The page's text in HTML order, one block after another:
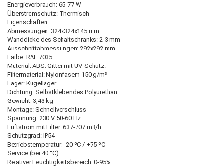
Energieverbrauch: 65-77 W
Überstromschutz: Thermisch
Eigenschaften:
Abmessungen: 324x324x145 mm
Wanddicke des Schaltschranks: 2-3 mm
Ausschnittabmessungen: 292x292 mm
Farbe: RAL 7035
Material: ABS. Gitter mit UV-Schutz.
Filtermaterial: Nylonfasern 150 g/m³
Lager: Kugellager
Dichtung: Selbstklebendes Polyurethan
Gewicht: 3,43 kg
Montage: Schnellverschluss
Spannung: 230 V 50-60 Hz
Luftstrom mit Filter: 637-707 m3/h
Schutzgrad: IP54
Betriebstemperatur: -20 ºC / +75 ºC
Service (bei 40 °C):
Relativer Feuchtigkeitsbereich: 0-95%